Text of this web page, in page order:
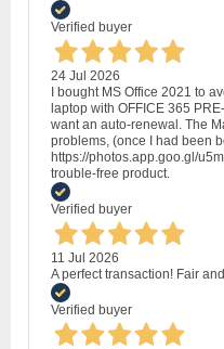
Verified buyer
24 Jul 2026
I bought MS Office 2021 to
laptop with OFFICE 365
want an auto-renewal. The
problems, (once I had been
https://photos.app.goo.gl/
trouble-free product.
Verified buyer
11 Jul 2026
A perfect transaction! Fair
Verified buyer